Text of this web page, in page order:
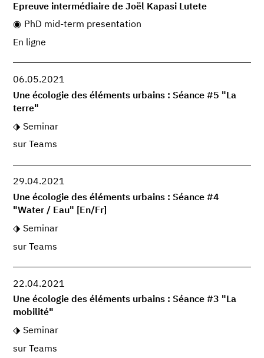
Epreuve intermédiaire de Joël Kapasi Lutete
PhD mid-term presentation
En ligne
06.05.2021
Une écologie des éléments urbains : Séance #5 "La
terre"
Seminar
sur Teams
29.04.2021
Une écologie des éléments urbains : Séance #4
"Water / Eau" [En/Fr]
Seminar
sur Teams
22.04.2021
Une écologie des éléments urbains : Séance #3 "La
mobilité"
Seminar
sur Teams